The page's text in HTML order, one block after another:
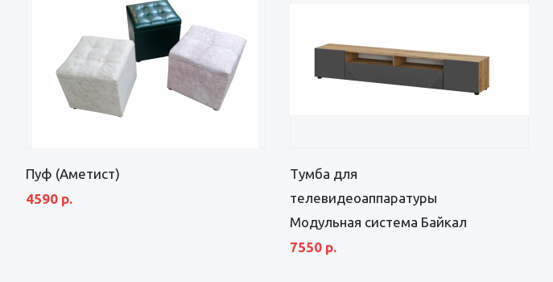
Пуф (Аметист)
4590 р.
Тумба для
телевидеоаппаратуры
Модульная система Байкал
7550 р.